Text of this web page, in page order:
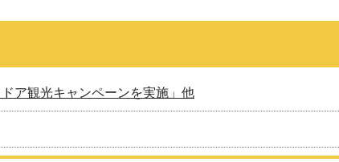
ア観光キャンペーンを実施」他